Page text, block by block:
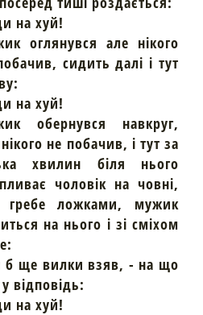
на хуй!
оглянувся але нікого
сидить далі і тут
на хуй!
обернувся навкруг,
не побачив, і тут за
хвилин біля нього
чоловік на човні,
гребе ложками, мужик
на нього і зі сміхом
б ще вилки взяв, - на що
відповідь:
на хуй!